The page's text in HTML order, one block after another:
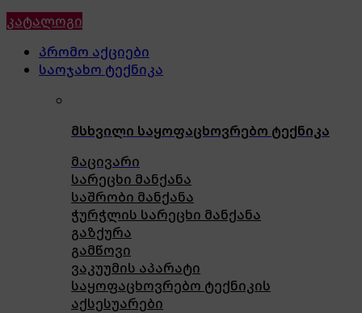
კატალოგი
პრომო აქციები
საოჯახო ტექნიკა
მსხვილი საყოფაცხოვრებო ტექნიკა
მაცივარი
სარეცხი მანქანა
საშრობი მანქანა
ჭურჭლის სარეცხი მანქანა
გაზქურა
გამწოვი
ვაკუუმის აპარატი
საყოფაცხოვრებო ტექნიკის
აქსესუარები